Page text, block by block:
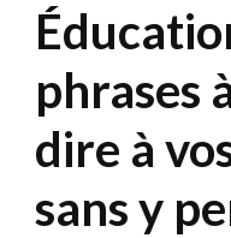
phrases
dire à
sans y